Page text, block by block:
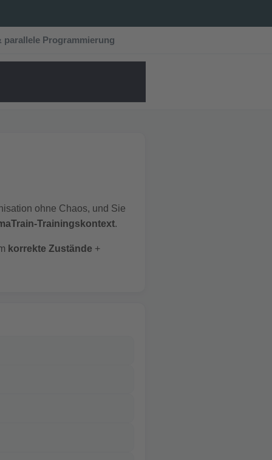
parallele Programmierung
ohne Chaos, und Sie
Trainingskontext.
korrekte Zustände +